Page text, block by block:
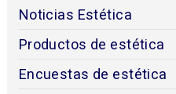
Noticias Estética
Productos de estética
Encuestas de estética